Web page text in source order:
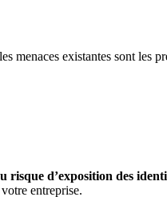
menaces existantes sont les
risque d’exposition des
entreprise.